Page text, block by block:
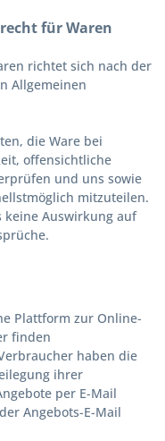
für Waren
richtet sich nach der
Allgemeinen
die Ware bei
offensichtliche
und uns sowie
mitzuteilen.
keine Auswirkung auf
Plattform zur Online-
finden
haben die
ihrer
per E-Mail
Angebots-E-Mail